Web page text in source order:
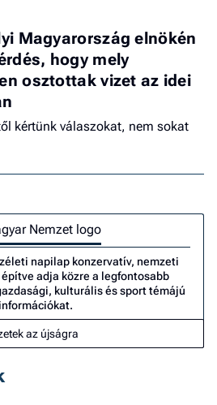
Magyarország elnökén
hogy mely
osztottak vizet az idei
kértünk válaszokat, nem sokat
napilap konzervatív, nemzeti
adja közre a legfontosabb
kulturális és sport témájú
információkat.
az újságra